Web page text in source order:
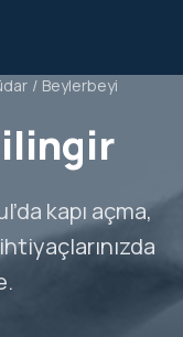
/ Beylerbeyi
kapı açma,